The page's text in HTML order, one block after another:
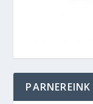
PARNEREINK